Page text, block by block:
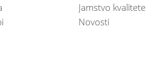
Jamstvo kvalitete
Novosti